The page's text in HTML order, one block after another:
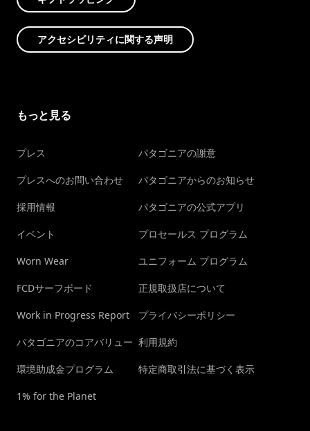
アクセシビリティに関する声明
もっと見る
プレス
プレスへのお問い合わせ
採用情報
イベント
Worn Wear
FCDサーフボード
Work in Progress Report
パタゴニアのコアバリュー
環境助成金プログラム
1% for the Planet
パタゴニアの謝意
パタゴニアからのお知らせ
パタゴニアの公式アプリ
プロセールス プログラム
ユニフォーム プログラム
正規取扱店について
プライバシーポリシー
利用規約
特定商取引法に基づく表示